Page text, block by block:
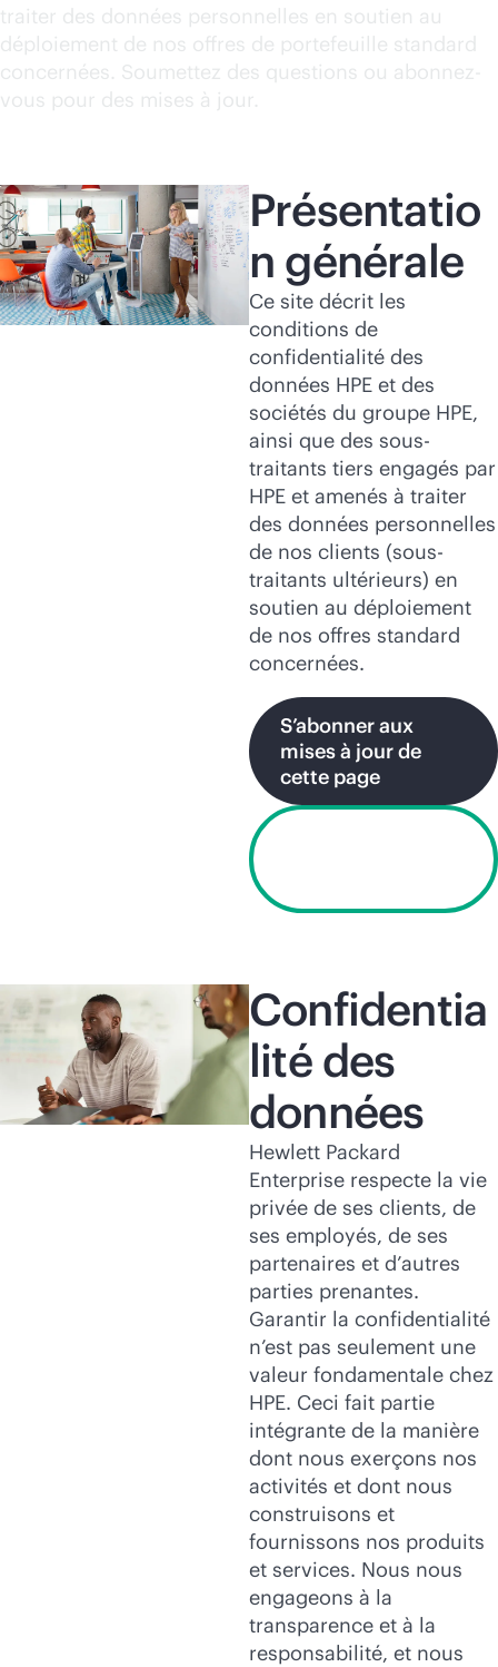
Acheter maintenant
traiter des données personnelles en soutien au
déploiement de nos offres de portefeuille standard
concernées. Soumettez des questions ou abonnez-
vous pour des mises à jour.
Présentatio
n générale
Ce site décrit les
conditions de
confidentialité des
données HPE et des
sociétés du groupe HPE,
ainsi que des sous-
traitants tiers engagés par
HPE et amenés à traiter
des données personnelles
de nos clients (sous-
traitants ultérieurs) en
soutien au déploiement
de nos offres standard
concernées.
S’abonner aux
mises à jour de
cette page
Confidentia
lité des
données
Hewlett Packard
Enterprise respecte la vie
privée de ses clients, de
ses employés, de ses
partenaires et d’autres
parties prenantes.
Garantir la confidentialité
n’est pas seulement une
valeur fondamentale chez
HPE. Ceci fait partie
intégrante de la manière
dont nous exerçons nos
activités et dont nous
construisons et
fournissons nos produits
et services. Nous nous
engageons à la
transparence et à la
responsabilité, et nous